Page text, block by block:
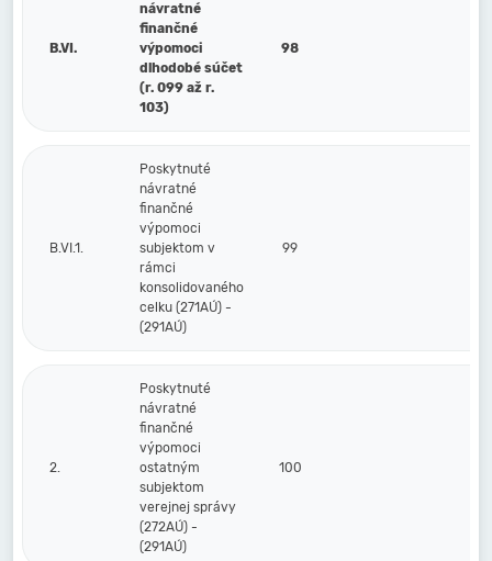
B.VI.
návratné
finančné
výpomoci
dlhodobé súčet
(r. 099 až r.
103)
98
B.VI.1.
Poskytnuté
návratné
finančné
výpomoci
subjektom v
rámci
konsolidovaného
celku (271AÚ) -
(291AÚ)
99
2.
Poskytnuté
návratné
finančné
výpomoci
ostatným
subjektom
verejnej správy
(272AÚ) -
(291AÚ)
100